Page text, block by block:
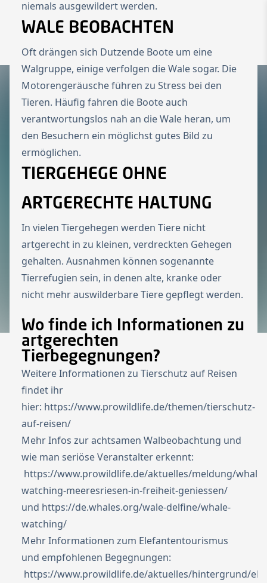
To the homepage
niemals ausgewildert werden.
WALE BEOBACHTEN
Oft drängen sich Dutzende Boote um eine
Walgruppe, einige verfolgen die Wale sogar. Die
Motorengeräusche führen zu Stress bei den
Tieren. Häufig fahren die Boote auch
verantwortungslos nah an die Wale heran, um
den Besuchern ein möglichst gutes Bild zu
ermöglichen.
TIERGEHEGE OHNE
ARTGERECHTE HALTUNG
In vielen Tiergehegen werden Tiere nicht
artgerecht in zu kleinen, verdreckten Gehegen
gehalten. Ausnahmen können sogenannte
Tierrefugien sein, in denen alte, kranke oder
nicht mehr auswilderbare Tiere gepflegt werden.
Wo finde ich Informationen zu
artgerechten
Tierbegegnungen?
Weitere Informationen zu Tierschutz auf Reisen
findet ihr
hier: https://www.prowildlife.de/themen/tierschutz-
auf-reisen/
Mehr Infos zur achtsamen Walbeobachtung und
wie man seriöse Veranstalter erkennt:
https://www.prowildlife.de/aktuelles/meldung/whale-
watching-meeresriesen-in-freiheit-geniessen/
und https://de.whales.org/wale-delfine/whale-
watching/
Mehr Informationen zum Elefantentourismus
und empfohlenen Begegnungen:
https://www.prowildlife.de/aktuelles/hintergrund/